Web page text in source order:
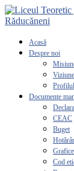
Acasă
Despre noi
Documente
CEAC
Buget
Cod